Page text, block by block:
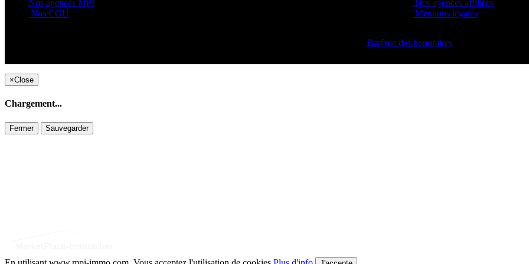
Nos agences MPI
Nos CGU
Nos agences affiliées
Mentions légales
Barême des honoraires
×Close
Chargement...
Fermer Sauvegarder